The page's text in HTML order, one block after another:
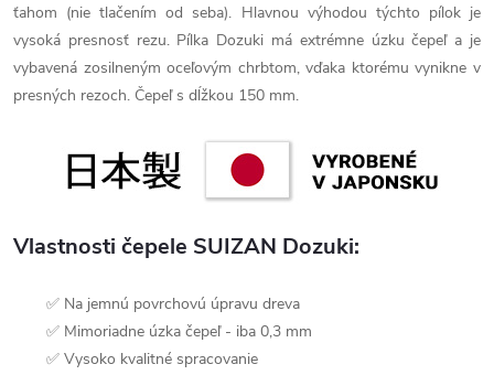
ťahom (nie tlačením od seba). Hlavnou výhodou týchto pílok je
vysoká presnosť rezu. Pílka Dozuki má extrémne úzku čepeľ a je
vybavená zosilneným oceľovým chrbtom, vďaka ktorému vynikne v
presných rezoch. Čepeľ s dĺžkou 150 mm.
Vlastnosti čepele SUIZAN Dozuki:
✅ Na jemnú povrchovú úpravu dreva
✅ Mimoriadne úzka čepeľ - iba 0,3 mm
✅ Vysoko kvalitné spracovanie